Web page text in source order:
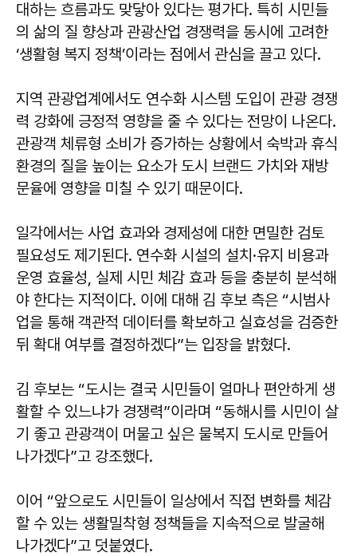
대하는 흐름과도 맞닿아 있다는 평가다. 특히 시민들
의 삶의 질 향상과 관광산업 경쟁력을 동시에 고려한
‘생활형 복지 정책’이라는 점에서 관심을 끌고 있다.
지역 관광업계에서도 연수화 시스템 도입이 관광 경쟁
력 강화에 긍정적 영향을 줄 수 있다는 전망이 나온다.
관광객 체류형 소비가 증가하는 상황에서 숙박과 휴식
환경의 질을 높이는 요소가 도시 브랜드 가치와 재방
문율에 영향을 미칠 수 있기 때문이다.
일각에서는 사업 효과와 경제성에 대한 면밀한 검토
필요성도 제기된다. 연수화 시설의 설치·유지 비용과
운영 효율성, 실제 시민 체감 효과 등을 충분히 분석해
야 한다는 지적이다. 이에 대해 김 후보 측은 “시범사
업을 통해 객관적 데이터를 확보하고 실효성을 검증한
뒤 확대 여부를 결정하겠다”는 입장을 밝혔다.
김 후보는 “도시는 결국 시민들이 얼마나 편안하게 생
활할 수 있느냐가 경쟁력”이라며 “동해시를 시민이 살
기 좋고 관광객이 머물고 싶은 물복지 도시로 만들어
나가겠다”고 강조했다.
이어 “앞으로도 시민들이 일상에서 직접 변화를 체감
할 수 있는 생활밀착형 정책들을 지속적으로 발굴해
나가겠다”고 덧붙였다.